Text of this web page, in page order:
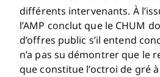
différents intervenants. À
l’AMP conclut que le CHUM
d’offres public s’il entend
n’a pas su démontrer que le
que constitue l’octroi de gré